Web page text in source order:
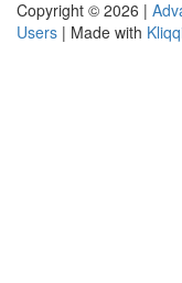
Copyright © 2026 |
Users | Made with